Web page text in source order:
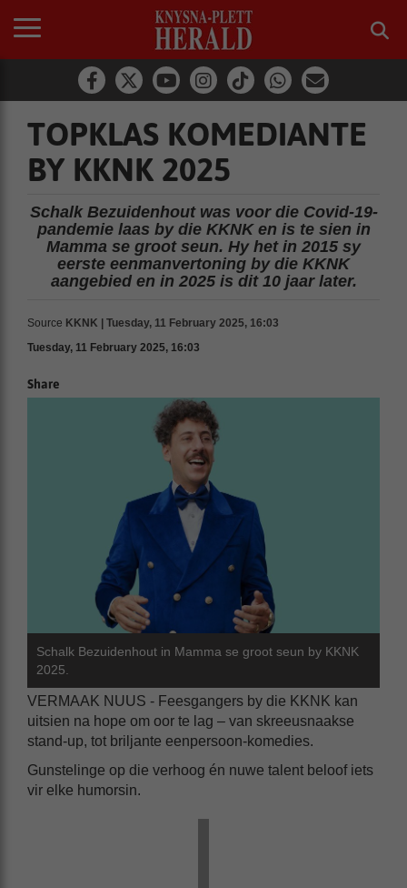
TOPKLAS KOMEDIANTE
BY KKNK 2025
Schalk Bezuidenhout was voor die Covid-19-
pandemie laas by die KKNK en is te sien in
Mamma se groot seun. Hy het in 2015 sy
eerste eenmanvertoning by die KKNK
aangebied en in 2025 is dit 10 jaar later.
Source KKNK | Tuesday, 11 February 2025, 16:03
Tuesday, 11 February 2025, 16:03
Share
Schalk Bezuidenhout in Mamma se groot seun by KKNK
2025.
VERMAAK NUUS - Feesgangers by die KKNK kan
uitsien na hope om oor te lag – van skreeusnaakse
stand-up, tot briljante eenpersoon-komedies.
Gunstelinge op die verhoog én nuwe talent beloof iets
vir elke humorsin.